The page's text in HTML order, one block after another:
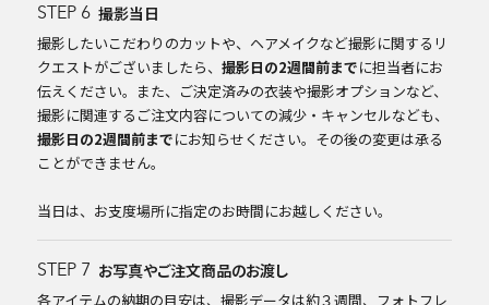
STEP 6 撮影当日
撮影したいこだわりのカットや、ヘアメイクなど撮影に関するリ
クエストがございましたら、 撮影日の2週間前までに担当者にお
伝えください。また、ご決定済みの衣装や撮影オプションなど、
撮影に関連するご注文内容についての減少・キャンセルなども、
撮影日の2週間前までにお知らせください。その後の変更は承る
ことができません。
当日は、お支度場所に指定のお時間にお越しください。
STEP 7 お写真やご注文商品のお渡し
各アイテムの納期の目安は、撮影データは約３週間、フォトフレ